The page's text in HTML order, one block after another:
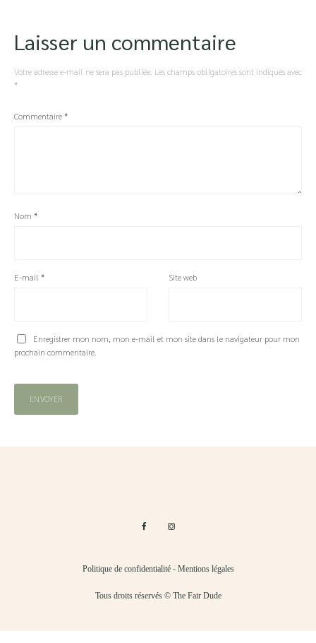
Laisser un commentaire
Votre adresse e-mail ne sera pas publiée. Les champs obligatoires sont indiqués avec
*
Commentaire*
Nom *
E-mail * Site web
Enregistrer mon nom, mon e-mail et mon site dans le navigateur pour mon
prochain commentaire.
Politique de confidentialité- Mentions légales
Tous droits réservés © The Fair Dude